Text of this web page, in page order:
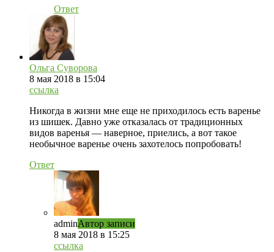
Ответ
Ольга Суворова
8 мая 2018 в 15:04
ссылка
Никогда в жизни мне еще не приходилось есть варенье
из шишек. Давно уже отказалась от традиционных
видов варенья — наверное, приелись, а вот такое
необычное варенье очень захотелось попробовать!
Ответ
adminАвтор записи
8 мая 2018 в 15:25
ссылка